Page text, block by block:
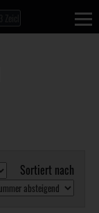
Sortiert nach